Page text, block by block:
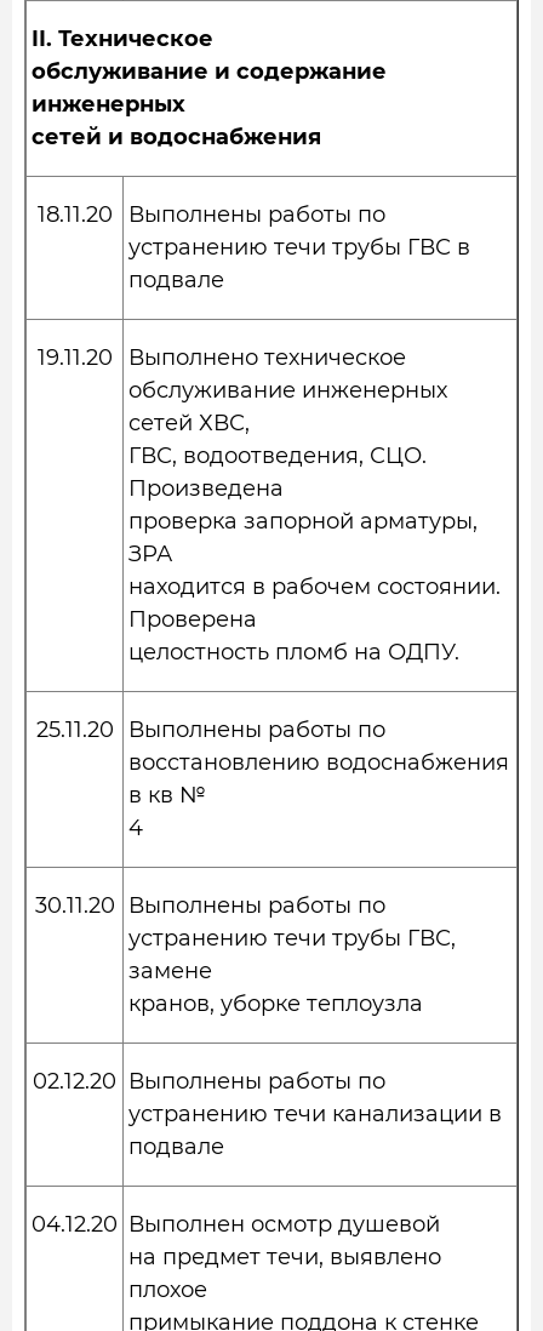
II. Техническое
обслуживание и содержание
инженерных
сетей и водоснабжения
18.11.20
Выполнены работы по
устранению течи трубы ГВС в
подвале
19.11.20
Выполнено техническое
обслуживание инженерных
сетей ХВС,
ГВС, водоотведения, СЦО.
Произведена
проверка запорной арматуры,
ЗРА
находится в рабочем состоянии.
Проверена
целостность пломб на ОДПУ.
25.11.20
Выполнены работы по
восстановлению водоснабжения
в кв №
4
30.11.20
Выполнены работы по
устранению течи трубы ГВС,
замене
кранов, уборке теплоузла
02.12.20 Выполнены работы по
устранению течи канализации в
подвале
04.12.20 Выполнен осмотр душевой
на предмет течи, выявлено
плохое
примыкание поддона к стенке